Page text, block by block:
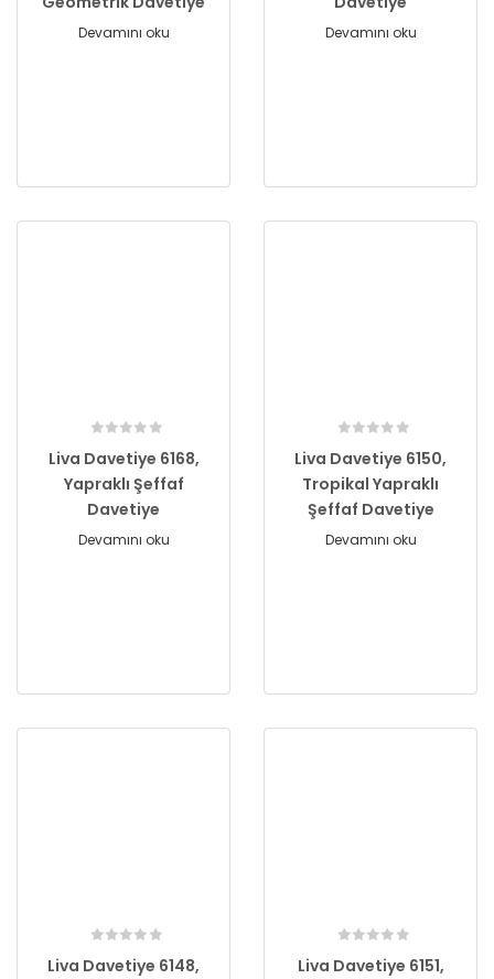
Devamını oku Devamını oku
Liva Davetiye 6168,
Yapraklı Şeffaf
Davetiye
Devamını oku
Liva Davetiye 6150,
Tropikal Yapraklı
Şeffaf Davetiye
Devamını oku
Liva Davetiye 6148,
Liva Davetiye 6151,